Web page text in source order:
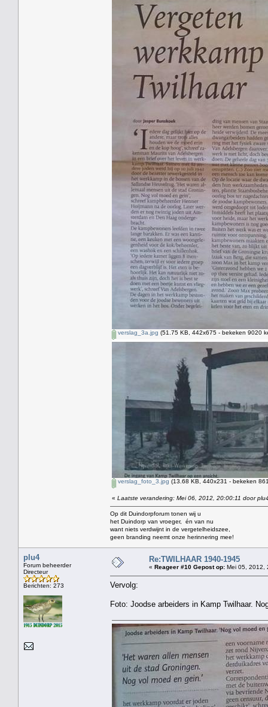
verslag_3a.jpg (51.75 KB, 442x675 - bekeken 9020
verslag_foto_3.jpg (13.68 KB, 440x231 - bekeken
« Laatste verandering: Mei 06, 2012, 20:00:11 door
Op dit Duindorpforum tonen wij u
het Duindorp van vroeger, én van nu
want niets verdwijnt in de vergetelheidszee,
geen branding neemt onze herinnering mee!
plu4
Forum beheerder
Directeur
Berichten: 273
Re:TWILHAAR 1940-1945
« Reageer #10 Gepost op: Mei 05, 2012,
Vervolg:
Foto: Joodse arbeiders in Kamp Twilhaar.